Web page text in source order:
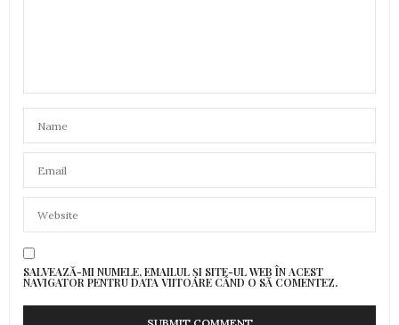
SALVEAZĂ-MI NUMELE, EMAILUL ȘI SITE-UL WEB ÎN ACEST
NAVIGATOR PENTRU DATA VIITOARE CÂND O SĂ COMENTEZ.